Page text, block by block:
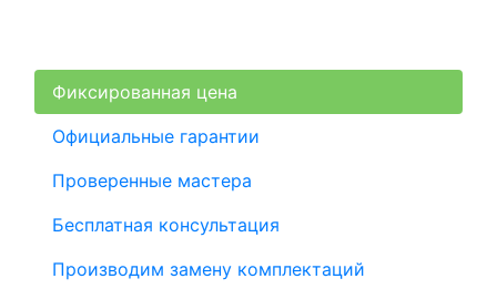
Фиксированная цена
Официальные гарантии
Проверенные мастера
Бесплатная консультация
Производим замену комплектаций